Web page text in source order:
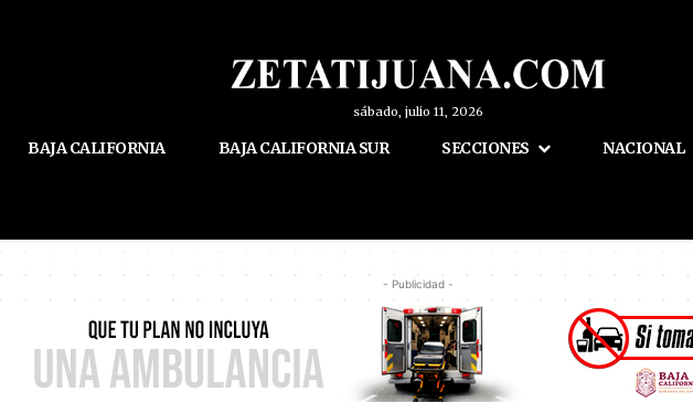
sábado, julio 11, 2026
BAJA CALIFORNIA BAJA CALIFORNIA SUR SECCIONES NACIONAL
- Publicidad -